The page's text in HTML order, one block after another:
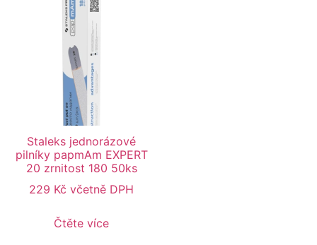
Staleks jednorázové
pilníky papmAm EXPERT
20 zrnitost 180 50ks
229 Kč včetně DPH
Čtěte více